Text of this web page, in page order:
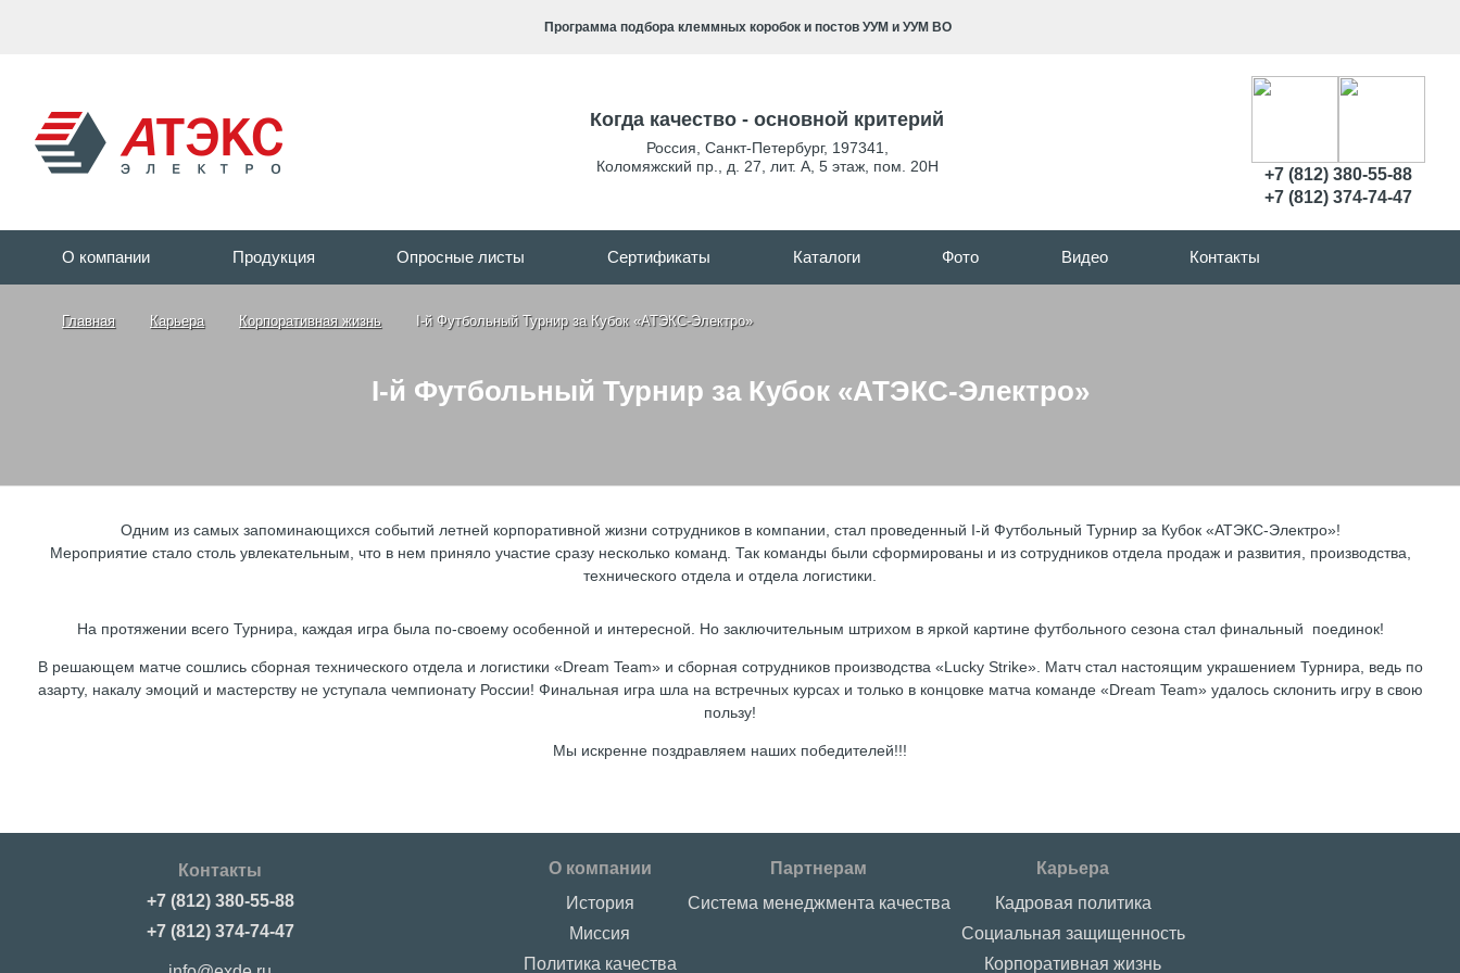
Программа подбора клеммных коробок и постов УУМ и УУМ ВО
Когда качество - основной критерий
Россия Санкт-Петербург, 197341
Коломяжский пр., д. 27, лит. А, 5 этаж, пом. 20Н
+7 (812) 380-55-88
+7 (812) 374-74-47
О компании Продукция Опросные листы Сертификаты Каталоги Фото Видео Контакты
Главная Карьера Корпоративная жизнь I-й Футбольный Турнир за Кубок «АТЭКС-Электро»
I-й Футбольный Турнир за Кубок «АТЭКС-Электро»
Одним из самых запоминающихся событий летней корпоративной жизни сотрудников в компании, стал проведенный I-й Футбольный Турнир за Кубок «АТЭКС-Электро»!
Мероприятие стало столь увлекательным, что в нем приняло участие сразу несколько команд. Так команды были сформированы и из сотрудников отдела продаж и развития, производства,
технического отдела и отдела логистики.
На протяжении всего Турнира, каждая игра была по-своему особенной и интересной. Но заключительным штрихом в яркой картине футбольного сезона стал финальный поединок!
В решающем матче сошлись сборная технического отдела и логистики «Dream Team» и сборная сотрудников производства «Lucky Strike». Матч стал настоящим украшением Турнира, ведь по
азарту, накалу эмоций и мастерству не уступала чемпионату России! Финальная игра шла на встречных курсах и только в концовке матча команде «Dream Team» удалось склонить игру в свою
пользу!
Мы искренне поздравляем наших победителей!!!
Контакты
+7 (812) 380-55-88
+7 (812) 374-74-47
О компании
История
Миссия
Политика качества
Партнерам
Система менеджмента качества
Карьера
Кадровая политика
Социальная защищенность
Корпоративная жизнь